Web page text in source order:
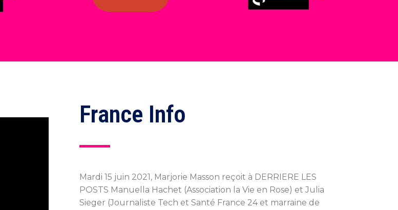
France Info
Mardi 15 juin 2021, Marjorie Masson reçoit à DERRIERE LES
POSTS Manuella Hachet (Association la Vie en Rose) et Julia
Sieger (Journaliste Tech et Santé France 24 et marraine de